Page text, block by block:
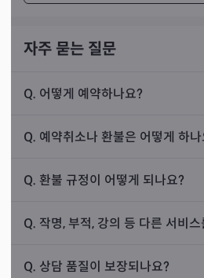
먼저 3장을 뽑아 반려동물의 생각
이 아픈 경우에는 카드를 추가로
그로부터 며칠 뒤, 손님이 다시
되었다고 말씀하셨어요. 지금은
진로운상
1년 전 가을, 20대 여성분이 저
지 않아 저를 찾아오신 상황이었
자주 묻는 질문
Q. 어떻게 예약하나요?
Q. 예약취소나 환불은 어떻게 하나
Q. 환불 규정이 어떻게 되나요?
Q. 작명, 부적, 강의 등 다른 서비
Q. 상담 품질이 보장되나요?